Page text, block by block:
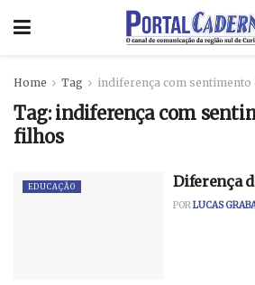
Home Tag indiferença com sentimento
Tag: indiferença com
filhos
EDUCAÇÃO Diferença
PORLUCAS